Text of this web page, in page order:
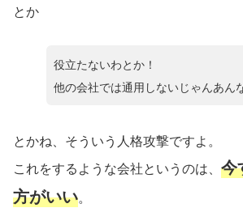
とか
役立たないわとか！
他の会社では通用しないじゃんあん
とかね、そういう人格攻撃ですよ。
これをするような会社というのは、 今
方がいい。